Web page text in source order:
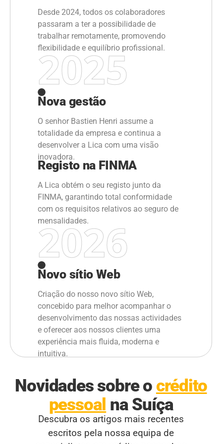
Desde 2024, todos os colaboradores
passaram a ter a possibilidade de
trabalhar remotamente, promovendo
flexibilidade e equilíbrio profissional.
2025
Nova gestão
O senhor Bastien Henri assume a
totalidade da empresa e continua a
desenvolver a Lica com uma visão
inovadora.
Registo na FINMA
A Lica obtém o seu registo junto da
FINMA, garantindo total conformidade
com os requisitos relativos ao seguro de
mensalidades.
2026
Novo sítio Web
Criação do nosso novo sítio Web,
concebido para melhor acompanhar o
desenvolvimento das nossas actividades
e oferecer aos nossos clientes uma
experiência mais fluida, moderna e
intuitiva.
Novidades sobre o crédito
pessoal na Suíça
Descubra os artigos mais recentes
escritos pela nossa equipa de